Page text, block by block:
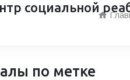
социальной
по метке